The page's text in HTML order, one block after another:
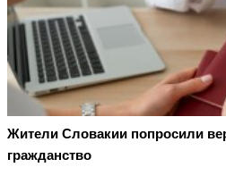
Жители Словакии попросили
гражданство